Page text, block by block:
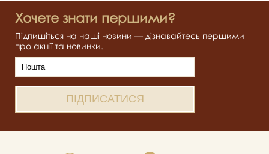
Хочете знати першими?
Підпишіться на наші новини — дізнавайтесь першими
про акції та новинки.